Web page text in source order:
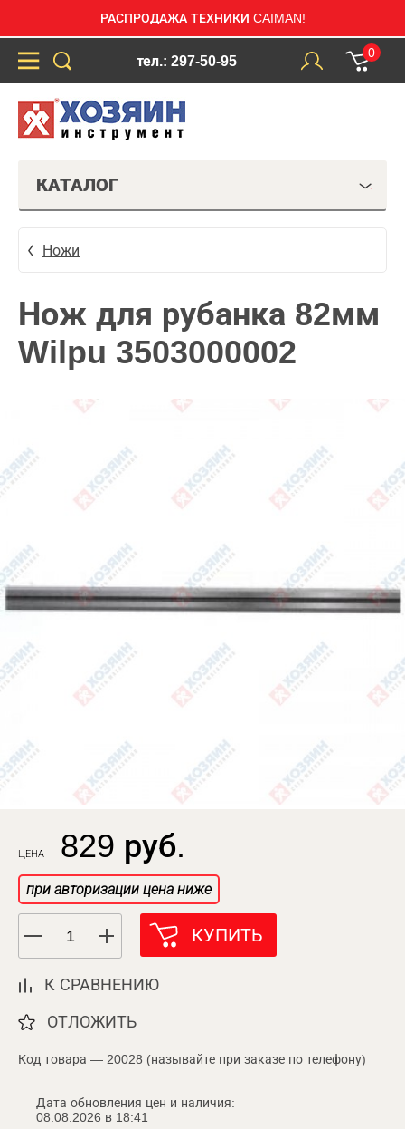
РАСПРОДАЖА ТЕХНИКИ CAIMAN!
тел.: 297-50-95
0
КАТАЛОГ
Ножи
Нож для рубанка 82мм
Wilpu 3503000002
ЦЕНА 829 руб.
при авторизации цена ниже
КУПИТЬ
К СРАВНЕНИЮ
ОТЛОЖИТЬ
Код товара — 20028 (называйте при заказе по телефону)
Дата обновления цен и наличия:
08.08.2026 в 18:41